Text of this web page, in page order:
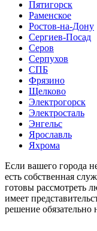
Пятигорск
Раменское
Ростов-на-Дону
Сергиев-Посад
Серов
Серпухов
СПБ
Фрязино
Щелково
Электрогорск
Электросталь
Энгельс
Ярославль
Яхрома
Если вашего города
есть собственная
готовы рассмотреть
имеет
решение обязательно